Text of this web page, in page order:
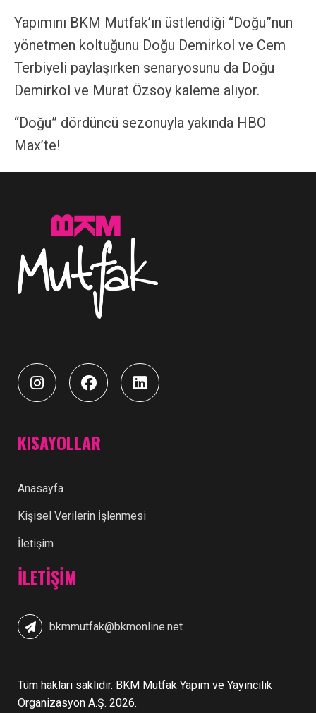
Yapımını BKM Mutfak’ın üstlendiği “Doğu”nun
yönetmen koltuğunu Doğu Demirkol ve Cem
Terbiyeli paylaşırken senaryosunu da Doğu
Demirkol ve Murat Özsoy kaleme alıyor.
“Doğu” dördüncü sezonuyla yakında HBO
Max’te!
KISAYOLLAR
Anasayfa
Kişisel Verilerin İşlenmesi
İletişim
İLETIŞIM
bkmmutfak@bkmonline.net
Tüm hakları saklıdır. BKM Mutfak Yapım ve Yayıncılık
Organizasyon A.Ş. 2026.